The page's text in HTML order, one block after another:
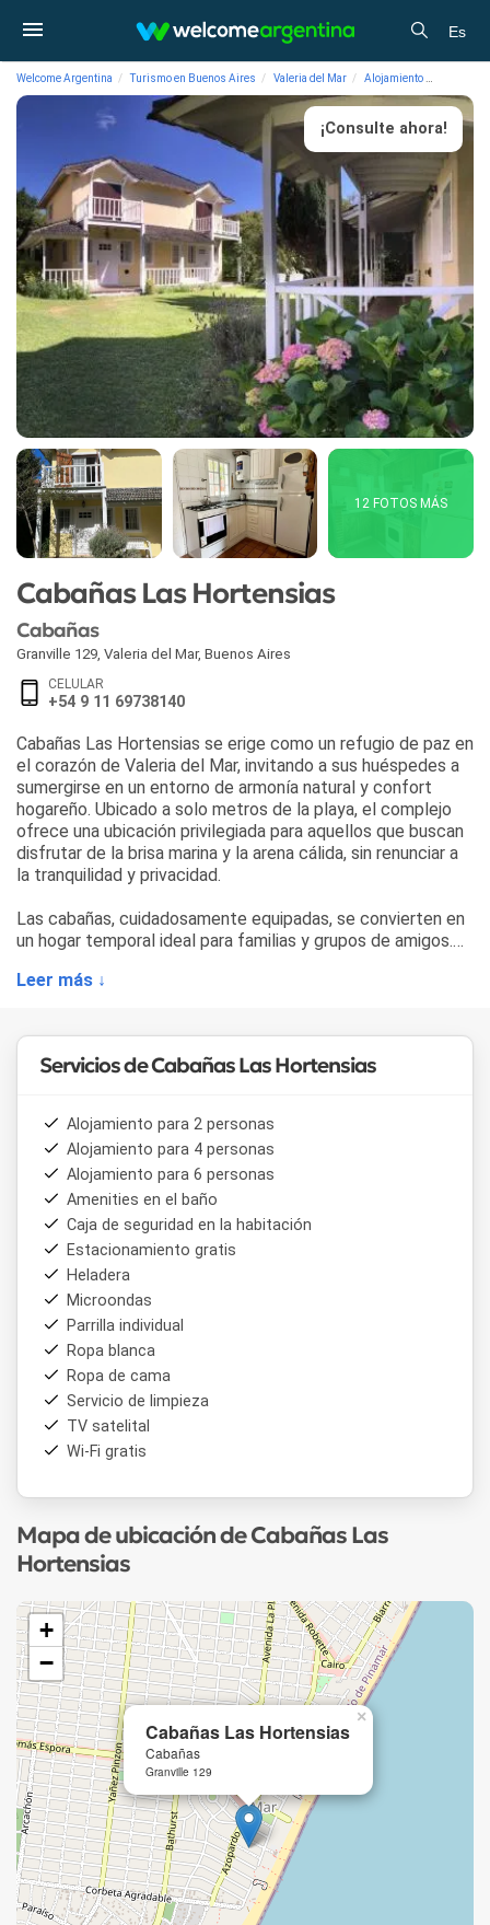
Es
Welcome Argentina Turismo en Buenos Aires Valeria del Mar Alojamiento
¡Consulte ahora!
12 FOTOS MÁS
Cabañas Las Hortensias
Cabañas
Granville 129 Valeria del Mar, Buenos Aires
CELULAR
+54 9 11 69738140
Cabañas Las Hortensias se erige como un refugio de paz en
el corazón de Valeria del Mar, invitando a sus huéspedes a
sumergirse en un entorno de armonía natural y confort
hogareño. Ubicado a solo metros de la playa, el complejo
ofrece una ubicación privilegiada para aquellos que buscan
disfrutar de la brisa marina y la arena cálida, sin renunciar a
la tranquilidad y privacidad.
Las cabañas, cuidadosamente equipadas, se convierten en
un hogar temporal ideal para familias y grupos de amigos.
patio privado y amplios espacios verdes para el
complejo cuenta con una piscina al aire libre y un amplio
jardín, donde los más pequeños pueden disfrutar de juegos
y actividades al aire libre. Además, la zona ofrece una
variedad de opciones gastronómicas y comerciales,
accesibles a pie o en bicicleta.
Leer más ↓
Servicios de Cabañas Las Hortensias
Alojamiento para 2 personas
Alojamiento para 4 personas
Alojamiento para 6 personas
Amenities en el baño
Caja de seguridad en la habitación
Estacionamiento gratis
Heladera
Microondas
Parrilla individual
Ropa blanca
Ropa de cama
Servicio de limpieza
TV satelital
Wi-Fi gratis
Mapa de ubicación de Cabañas Las
Hortensias
Cabañas Las Hortensias
Cabañas
Granville 129
×
+
−